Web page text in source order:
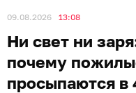
09.08.2026 13:08
Ни свет ни
почему
просыпаются в